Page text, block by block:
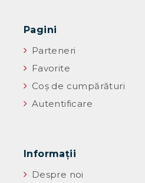
Pagini
Parteneri
Favorite
Coș de cumpărături
Autentificare
Informaţii
Despre noi